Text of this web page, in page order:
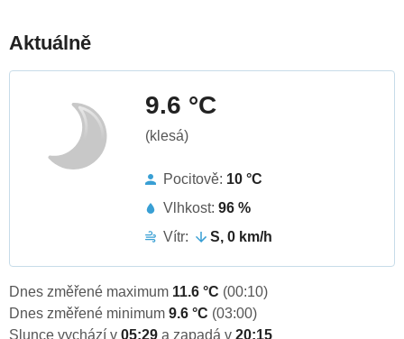
Aktuálně
9.6 °C
(klesá)
Pocitově: 10 °C
Vlhkost: 96 %
Vítr:
S, 0 km/h
Dnes změřené maximum 11.6 °C (00:10)
Dnes změřené minimum 9.6 °C (03:00)
Slunce vychází v 05:29 a zapadá v 20:15